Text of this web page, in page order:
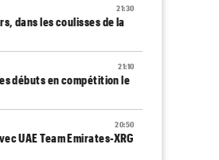
21:30
dans les coulisses de la
21:10
débuts en compétition le
20:50
UAE Team Emirates-XRG